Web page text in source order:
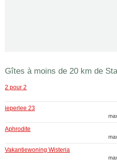
Gîtes à moins de 20 km de
2 pour 2
ieperlee 23
Aphrodite
Vakantiewoning Wisteria